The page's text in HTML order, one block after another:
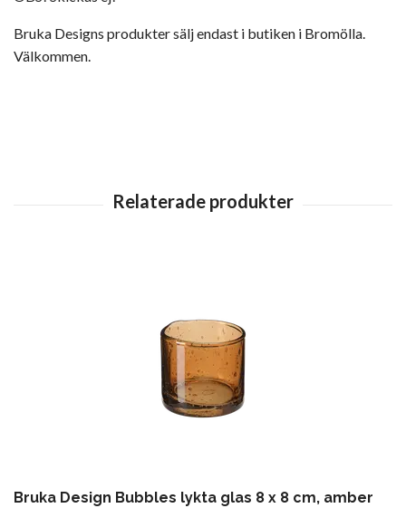
Bruka Designs produkter sälj endast i butiken i Bromölla.
Välkommen.
Bruka Design Bubbles lykta glas 8 x 8 cm, amber